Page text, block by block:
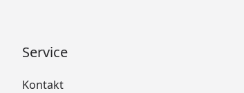
Service
Kontakt